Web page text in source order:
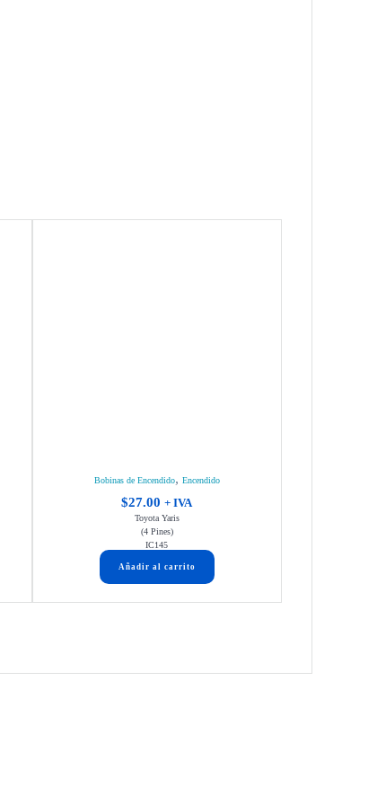
Bobinas de Encendido, Encendido
$27.00 + IVA
Toyota Yaris
(4 Pines)
IC145
Añadir al carrito